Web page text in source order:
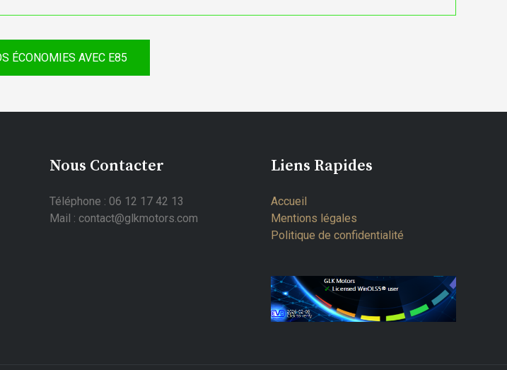
ÉCONOMIES AVEC E85
Nous Contacter
Téléphone : 06 12 17 42 13
Mail : contact@glkmotors.com
Liens Rapides
Accueil
Mentions légales
Politique de confidentialité